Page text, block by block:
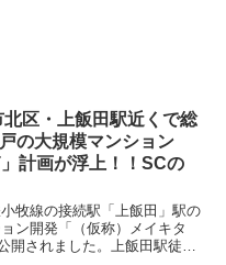
北区・上飯田駅近くで総
の大規模マンション
計画が浮上！！SCの
牧線の接続駅「上飯田」駅の
ン開発「（仮称）メイキタ
開されました。上飯田駅徒歩